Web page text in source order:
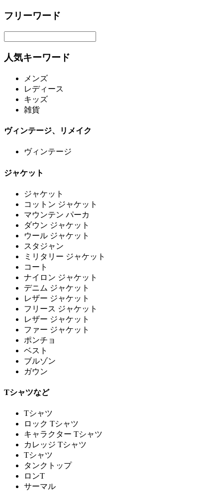
フリーワード
人気キーワード
メンズ
レディース
キッズ
雑貨
ヴィンテージ、リメイク
ヴィンテージ
ジャケット
ジャケット
コットン ジャケット
マウンテン パーカ
ダウン ジャケット
ウール ジャケット
スタジャン
ミリタリー ジャケット
コート
ナイロン ジャケット
デニム ジャケット
レザー ジャケット
フリース ジャケット
レザー ジャケット
ファー ジャケット
ポンチョ
ベスト
ブルゾン
ガウン
Tシャツなど
Tシャツ
ロック Tシャツ
キャラクター Tシャツ
カレッジ Tシャツ
Tシャツ
タンクトップ
ロンT
サーマル